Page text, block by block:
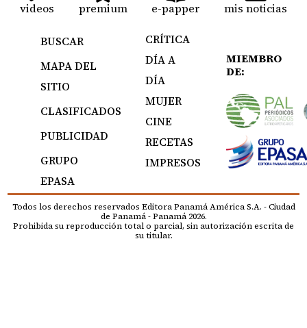
videos premium e-papper mis noticias
BUSCAR
MAPA DEL
SITIO
CLASIFICADOS
PUBLICIDAD
GRUPO
EPASA
CRÍTICA
DÍA A
DÍA
MUJER
CINE
RECETAS
IMPRESOS
MIEMBRO
DE:
Todos los derechos reservados Editora Panamá América S.A. - Ciudad
de Panamá - Panamá 2026.
Prohibida su reproducción total o parcial, sin autorización escrita de
su titular.